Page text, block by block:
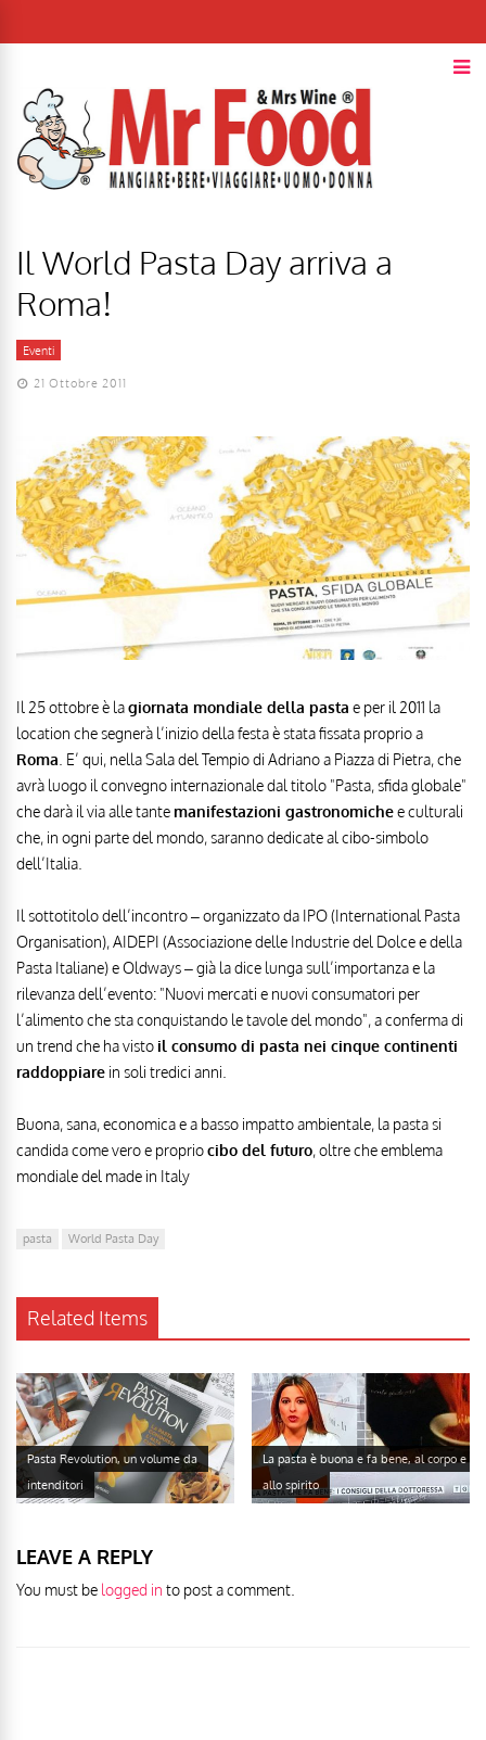
Il World Pasta Day arriva a
Roma!
Eventi
21 Ottobre 2011
Il 25 ottobre è lagiornata mondiale della pasta e per il 2011 la
location che segnerà l’inizio della festa è stata fissata proprio a
Roma. E’ qui, nella Sala del Tempio di Adriano a Piazza di Pietra, che
avrà luogo il convegno internazionale dal titolo "Pasta, sfida globale"
che darà il via alle tantemanifestazioni gastronomichee culturali
che, in ogni parte del mondo, saranno dedicate al cibo-simbolo
dell’Italia.
Il sottotitolo dell’incontro – organizzato da IPO (International Pasta
Organisation), AIDEPI (Associazione delle Industrie del Dolce e della
Pasta Italiane) e Oldways – già la dice lunga sull’importanza e la
rilevanza dell’evento: "Nuovi mercati e nuovi consumatori per
l’alimento che sta conquistando le tavole del mondo", a conferma di
un trend che ha visto il consumo di pasta nei cinque continenti
raddoppiare in soli tredici anni.
Buona, sana, economica e a basso impatto ambientale, la pasta si
candida come vero e propriocibo del futuro, oltre che emblema
mondiale del made in Italy
pasta World Pasta Day
Related Items
Pasta Revolution, un volume da
intenditori
La pasta è buona e fa bene, al corpo e
allo spirito
LEAVE A REPLY
You must be logged in to post a comment.